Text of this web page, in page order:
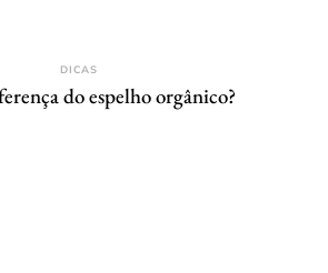
DICAS
do espelho orgânico?